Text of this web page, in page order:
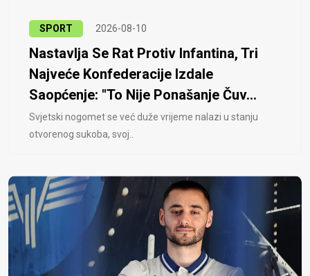
SPORT 2026-08-10
Nastavlja Se Rat Protiv Infantina, Tri
Najveće Konfederacije Izdale
Saopćenje: "To Nije Ponašanje Čuv...
Svjetski nogomet se već duže vrijeme nalazi u stanju
otvorenog sukoba, svoj..